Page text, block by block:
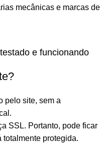
mecânicas e marcas de
e funcionando
pelo site, sem a
SSL. Portanto, pode ficar
totalmente protegida.